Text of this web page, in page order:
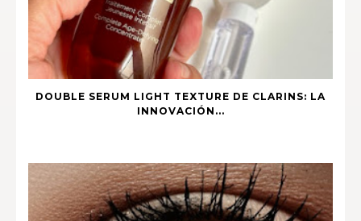
DOUBLE SERUM LIGHT TEXTURE DE CLARINS: LA
INNOVACIÓN...